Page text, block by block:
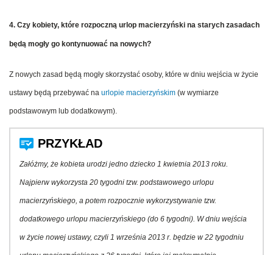
4. Czy kobiety, które rozpoczną urlop macierzyński na starych zasadach
będą mogły go kontynuować na nowych?
Z nowych zasad będą mogły skorzystać osoby, które w dniu wejścia w życie
ustawy będą przebywać na urlopie macierzyńskim (w wymiarze
podstawowym lub dodatkowym).
Załóżmy, że kobieta urodzi jedno dziecko 1 kwietnia 2013 roku.
Najpierw wykorzysta 20 tygodni tzw. podstawowego urlopu
macierzyńskiego, a potem rozpocznie wykorzystywanie tzw.
dodatkowego urlopu macierzyńskiego (do 6 tygodni). W dniu wejścia
w życie nowej ustawy, czyli 1 września 2013 r. będzie w 22 tygodniu